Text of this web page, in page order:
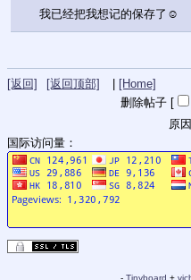
我已经把我想记的保存了☺️
[返回] [返回顶部] | [Home]
删除帖子 [
原因
国际访问量：
- Tinyboard +